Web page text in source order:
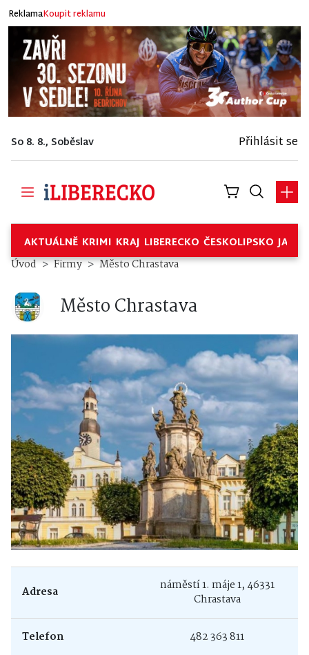
ReklamaKoupit reklamu
So 8. 8., Soběslav Přihlásit se
AKTUÁLNĚ KRIMI KRAJ LIBERECKO ČESKOLIPSKO
Město Chrastava – Firmy
Úvod Firmy Město Chrastava
Město Chrastava
Adresa
náměstí 1. máje 1, 46331
Chrastava
Telefon 482 363 811